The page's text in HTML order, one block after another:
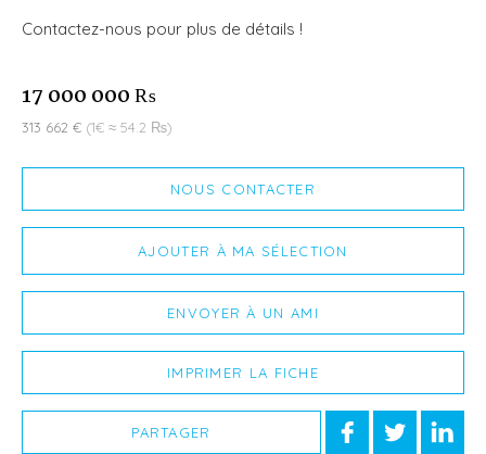
Contactez-nous pour plus de détails !
17 000 000 ₨
313 662 € (1€ ≈ 54.2 ₨)
NOUS CONTACTER
AJOUTER À MA SÉLECTION
ENVOYER À UN AMI
IMPRIMER LA FICHE
PARTAGER